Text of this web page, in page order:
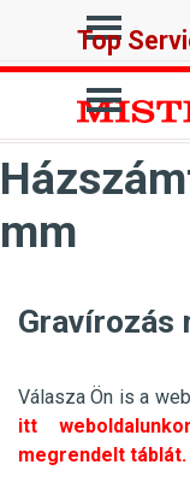
Ugrás a
Top
Ugrás a
mm
Gravírozás
Válasza Ön is a
itt
megrendelt táblát.